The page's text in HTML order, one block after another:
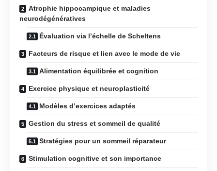
Atrophie hippocampique et maladies
neurodégénératives
Évaluation via l’échelle de Scheltens
Facteurs de risque et lien avec le mode de vie
Alimentation équilibrée et cognition
Exercice physique et neuroplasticité
Modèles d’exercices adaptés
Gestion du stress et sommeil de qualité
Stratégies pour un sommeil réparateur
Stimulation cognitive et son importance